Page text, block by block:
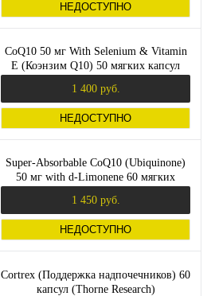
НЕДОСТУПНО
CoQ10 50 мг With Selenium & Vitamin
E (Коэнзим Q10) 50 мягких капсул
1 400 руб.
НЕДОСТУПНО
Super-Absorbable CoQ10 (Ubiquinone)
50 мг with d-Limonene 60 мягких
1 450 руб.
НЕДОСТУПНО
Cortrex (Поддержка надпочечников) 60
капсул (Thorne Research)